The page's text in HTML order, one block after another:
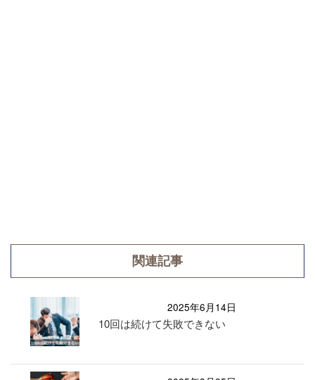
関連記事
2025年6月14日
10回は続けて失敗できない